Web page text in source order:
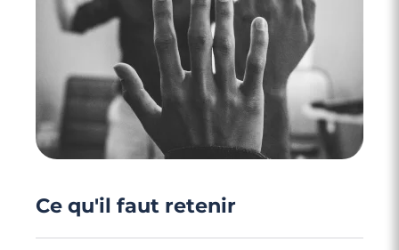
4 minutes
Profil Meetic : 5 conseils pour le "pimper"
Ce qu'il faut retenir